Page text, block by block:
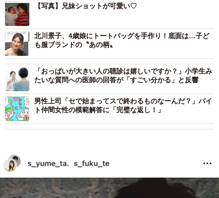
【写真】兄妹ショットが可愛い♡
北川景子、4歳娘にトートバッグを手作り！底面は…子ど
も服ブランドの〝あの柄〟
「おっぱいが大きい人の聴診は嬉しいですか？」小学生み
たいな質問への医師の回答が「すごい分かる」と反響
男性上司「セで始まってスで終わるものなーんだ？」バイ
ト仲間女性の模範解答に「完璧な返し！」